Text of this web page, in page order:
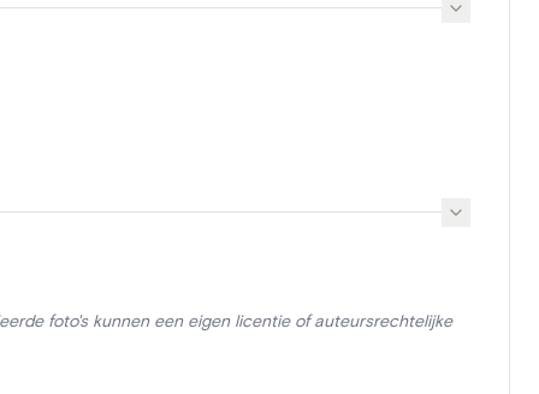
foto's kunnen een eigen licentie of auteursrechtelijke